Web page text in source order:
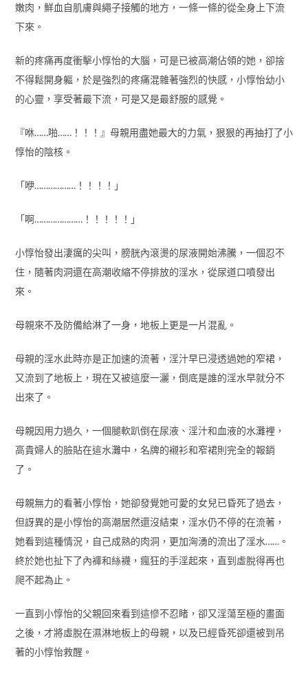
嫩肉，鮮血自肌膚與繩子接觸的地方，一條一條的從全身上下流
下來。
新的疼痛再度衝擊小惇怡的大腦，可是已被高潮佔領的她，卻捨
不得鬆開身軀，於是強烈的疼痛混雜著強烈的快感，小惇怡幼小
的心靈，享受著最下流，可是又是最舒服的感覺。
『咻……啪……！！！』母親用盡她最大的力氣，狠狠的再抽打了小
惇怡的陰核。
「咿………………！！！！」
「啊…………………！！！！！」
小惇怡發出淒癘的尖叫，膀胱內滾燙的尿液開始沸騰，一個忍不
住，隨著肉洞還在高潮收縮不停排放的淫水，從尿道口噴發出
來。
母親來不及防備給淋了一身，地板上更是一片混亂。
母親的淫水此時亦是正加速的流著，淫汁早已浸透過她的窄裙，
又流到了地板上，現在又被這麼一灑，倒底是誰的淫水早就分不
出來了。
母親因用力過久，一個腿軟趴倒在尿液、淫汁和血液的水灘裡，
高貴婦人的臉貼在這水灘中，名牌的襯衫和窄裙則完全的報銷
了。
母親無力的看著小惇怡，她卻發覺她可愛的女兒已昏死了過去，
但訝異的是小惇怡的高潮居然還沒結束，淫水仍不停的在流著，
她看到這種情況，自己成熟的肉洞，更加洶湧的流出了淫水……。
終於她也扯下了內褲和絲襪，瘋狂的手淫起來，直到虛脫得再也
爬不起為止。
一直到小惇怡的父親回來看到這慘不忍睹，卻又淫蕩至極的畫面
之後，才將虛脫在濕淋地板上的母親，以及已經昏死卻還被到吊
著的小惇怡救醒。